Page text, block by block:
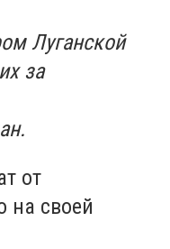
Луганской
за
от
на своей